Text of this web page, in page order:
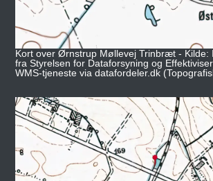
Kort over Ørnstrup Møllevej Trinbræt - Kilde:
fra Styrelsen for Dataforsyning og
WMS-tjeneste via datafordeler.dk